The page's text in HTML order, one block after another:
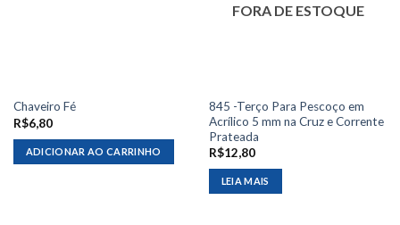
Chaveiro Fé
R$6,80
ADICIONAR AO CARRINHO
FORA DE ESTOQUE
845 -Terço Para Pescoço em
Acrílico 5 mm na Cruz e Corrente
Prateada
R$12,80
LEIA MAIS